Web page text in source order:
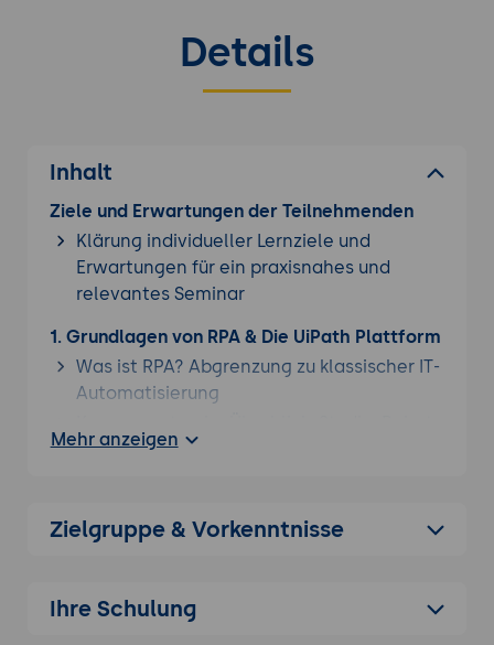
Details
Inhalt
Ziele und Erwartungen der Teilnehmenden
Klärung individueller Lernziele und
Erwartungen für ein praxisnahes und
relevantes Seminar
1. Grundlagen von RPA & Die UiPath Plattform
Was ist RPA? Abgrenzung zu klassischer IT-
Automatisierung
und Orchestrator im Zusammenspiel
2. UiPath Autopilot: GenAI in der Entwicklung
von Prozessen durch einfache
Mehr anzeigen
Zielgruppe & Vorkenntnisse
Ihre Schulung